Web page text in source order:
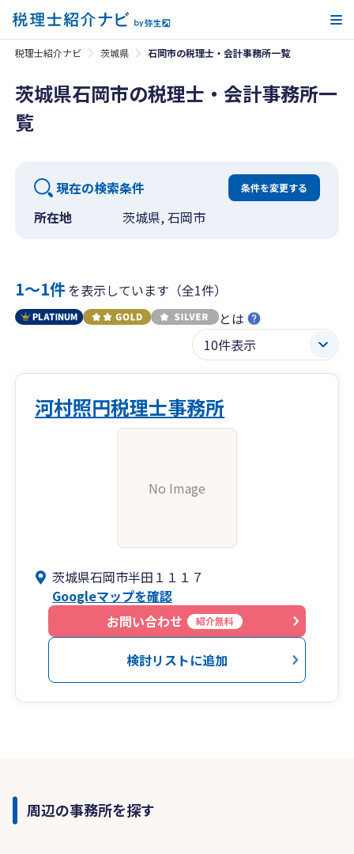
税理士紹介ナビ 茨城県 石岡市の税理士・会計事務所一覧
茨城県石岡市の税理士・会計事務所一
覧
現在の検索条件 条件を変更する
所在地 茨城県, 石岡市
1〜1件を表示しています（全1件）
とは
河村照円税理士事務所
No Image
茨城県石岡市半田１１１７
Googleマップを確認
お問い合わせ
紹介無料
検討リストに追加
周辺の事務所を探す